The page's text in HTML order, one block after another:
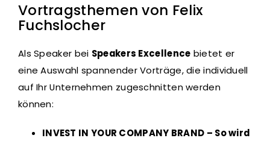
Vortragsthemen von Felix
Fuchslocher
Als Speaker bei Speakers Excellence bietet er
eine Auswahl spannender Vorträge, die individuell
auf Ihr Unternehmen zugeschnitten werden
können:
INVEST IN YOUR COMPANY BRAND – So wird